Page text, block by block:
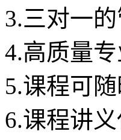
3.三对一
4.高质量
5.课程可
6.课程讲